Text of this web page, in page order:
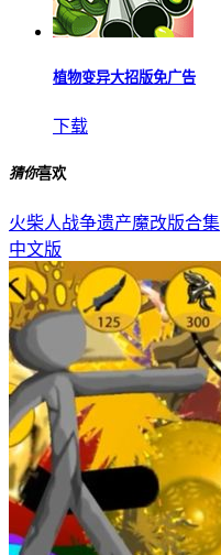
植物变异大招版免广告
下载
猜你喜欢
火柴人战争遗产魔改版合集
中文版